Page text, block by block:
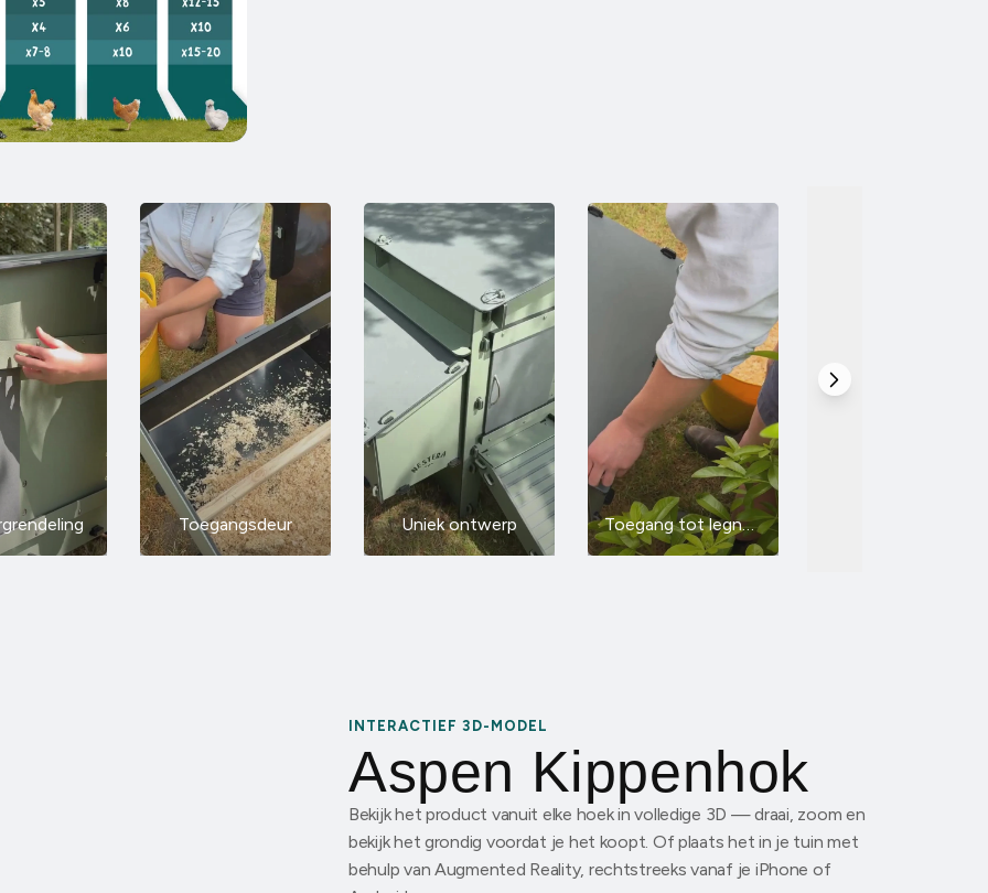
Toegangsdeur Uniek ontwerp Toegang tot legnesten
INTERACTIEF 3D-MODEL
Aspen Kippenhok
Bekijk het product vanuit elke hoek in volledige 3D — draai, zoom en
bekijk het grondig voordat je het koopt. Of plaats het in je tuin met
behulp van Augmented Reality, rechtstreeks vanaf je iPhone of